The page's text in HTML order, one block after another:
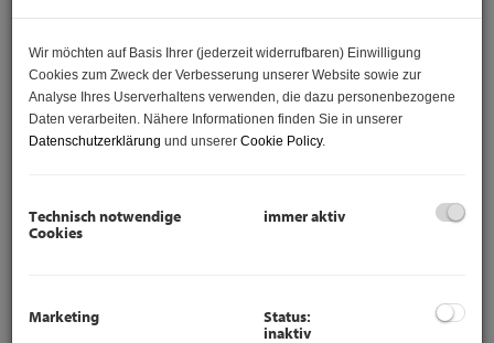
Beschreibung
Betriebsgrundstück
Wir möchten auf Basis Ihrer (jederzeit widerrufbaren) Einwilligung
Cookies zum Zweck der Verbesserung unserer Website sowie zur
Analyse Ihres Userverhaltens verwenden, die dazu personenbezogene
Daten verarbeiten. Nähere Informationen finden Sie in unserer
Datenschutzerklärung und unserer Cookie Policy.
Technisch notwendige
Cookies
immer aktiv
Marketing
Status:
inaktiv